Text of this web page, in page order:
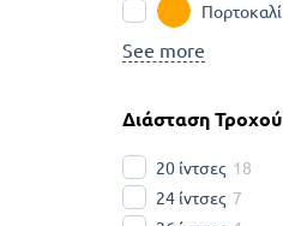
Πορτοκαλί
See more
Διάσταση Τροχού
20 ίντσες 18
24 ίντσες 7